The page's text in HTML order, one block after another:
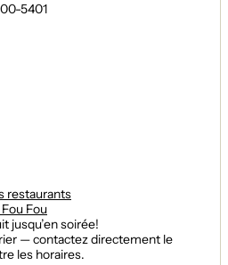
5401
restaurants
Fou
jusqu’en soirée!
— contactez directement le
les horaires.